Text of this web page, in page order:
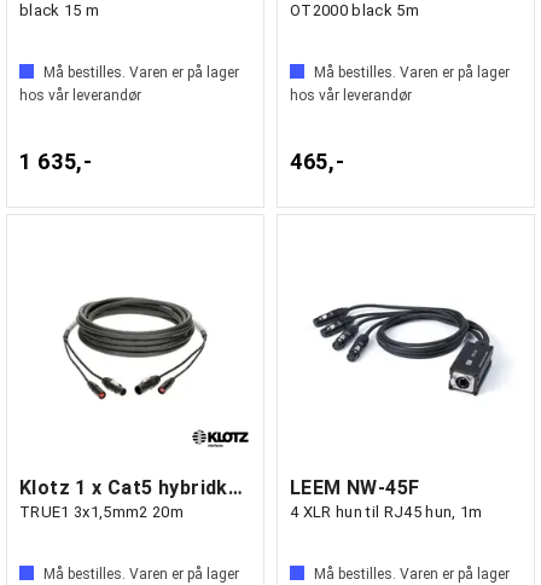
black 15 m
Må bestilles. Varen er på lager
hos vår leverandør
1 635,-
OT2000 black 5m
Må bestilles. Varen er på lager
hos vår leverandør
465,-
Klotz 1 x Cat5 hybridkabel powercon
TRUE1 3x1,5mm2 20m
Må bestilles. Varen er på lager
LEEM NW-45F
4 XLR hun til RJ45 hun, 1m
Må bestilles. Varen er på lager